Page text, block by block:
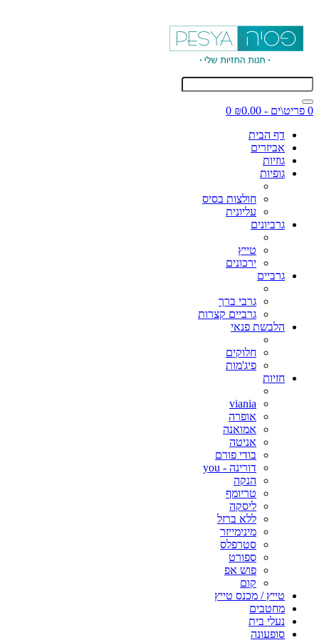
0 פריט\ים - ₪0.00
0
דף הבית
אביזרים
גוזיות
גופיות
חולצות בסיס
עליונית
גרביונים
טייץ
ירכונים
גרביים
גרבי ברך
גרביים קצרות
הלבשת פנאי
חלוקים
פיג'מות
חזיות
viania
אופרה
אמואנה
אניטה
בודי פורם
דורינה - you
הנקה
טריומף
ליסקה
ללא ברזל
מינימייזר
סטרפלס
ספורט
פוש אפ
קום
טייץ / מכנס טייץ
מחטבים
נעלי בית
סופעונה